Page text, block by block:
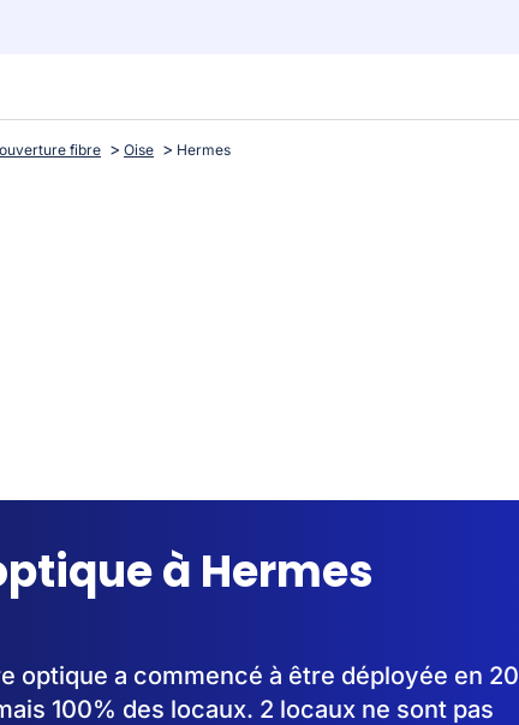
fibre Oise Hermes
à Hermes
optique a commencé à être déployée en
100% des locaux. 2 locaux ne sont pas